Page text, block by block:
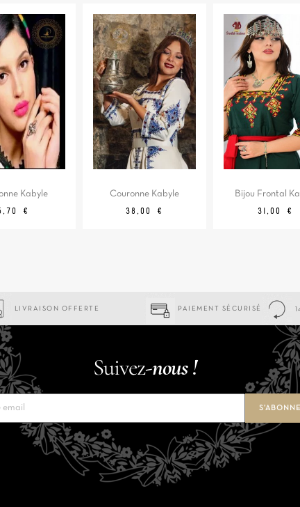
Kabyle
€
Couronne Kabyle
Prix
38,00 €
Bijou Frontal
Prix
31,00 €
LIVRAISON OFFERTE PAIEMENT SÉCURISÉ
Suivez-nous !